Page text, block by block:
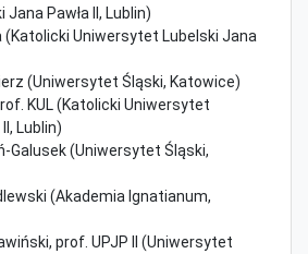
Pawła II, Lublin)
(Katolicki Uniwersytet Lubelski Jana
(Uniwersytet Śląski, Katowice)
KUL (Katolicki Uniwersytet
Lublin)
Galusek (Uniwersytet Śląski,
(Akademia Ignatianum,
prof. UPJP II (Uniwersytet